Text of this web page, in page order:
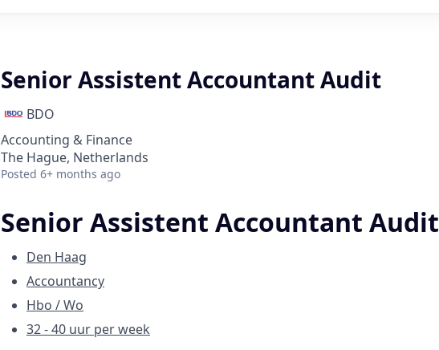
Senior Assistent Accountant Audit
BDO
Accounting & Finance
The Hague, Netherlands
Posted 6+ months ago
Senior Assistent Accountant Audit
Den Haag
Accountancy
Hbo / Wo
32 - 40 uur per week